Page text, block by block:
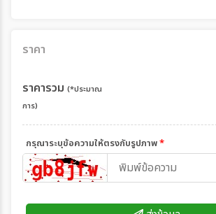
ราคา
ราคารวม (*ประมาณ
การ)
กรุณาระบุข้อความให้ตรงกับรูปภาพ*